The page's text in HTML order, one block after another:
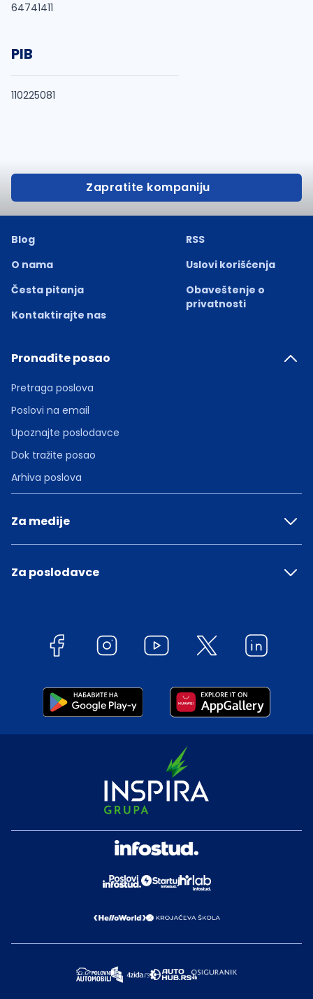
64741411
PIB
110225081
Zapratite kompaniju
Blog
O nama
Česta pitanja
Kontaktirajte nas
RSS
Uslovi korišćenja
Obaveštenje o
privatnosti
Pronađite posao
Pretraga poslova
Poslovi na email
Upoznajte poslodavce
Dok tražite posao
Arhiva poslova
Za medije
Za poslodavce